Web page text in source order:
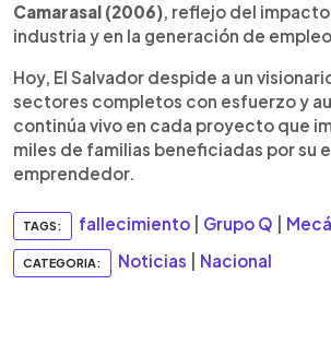
Camarasal (2006), reflejo del
industria y en la generación de
Hoy, El Salvador despide a un
sectores completos con esfuerzo y
continúa vivo en cada proyecto que
miles de familias beneficiadas por su
emprendedor.
TAGS: fallecimiento Grupo Q
CATEGORIA: Noticias Nacional